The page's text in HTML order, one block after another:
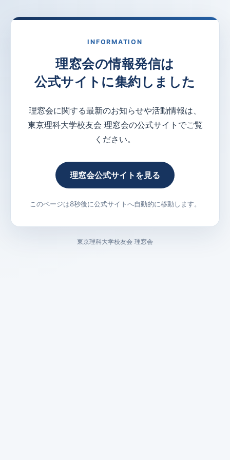
INFORMATION
理窓会の情報発信は
公式サイトに集約しました
理窓会に関する最新のお知らせや活動情報は、
東京理科大学校友会 理窓会の公式サイトでご覧
ください。
理窓会公式サイトを見る
このページは8秒後に公式サイトへ自動的に移動します。
東京理科大学校友会 理窓会